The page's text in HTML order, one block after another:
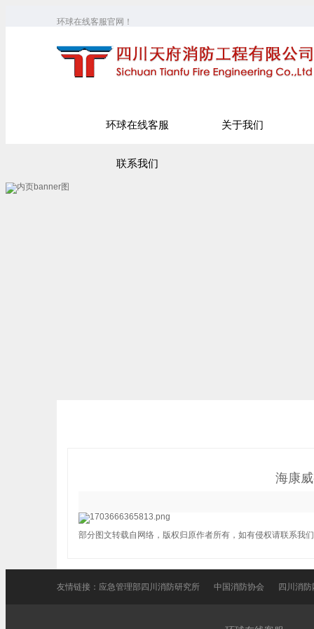
环球在线客服官网！
环球在线客服 关于我们
联系我们
海康
部分图文转载自网络，版权归原作者所有，如有侵权请联系我
友情链接： 应急管理部四川消防研究所 中国消防协会 四川消防